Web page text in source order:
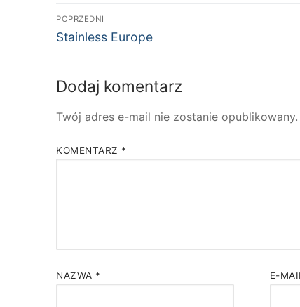
Nawigacja
wpisu
POPRZEDNI
Poprzedni
Stainless Europe
Dodaj komentarz
Twój adres e-mail nie zostanie opublikowany.
KOMENTARZ *
NAZWA * E-